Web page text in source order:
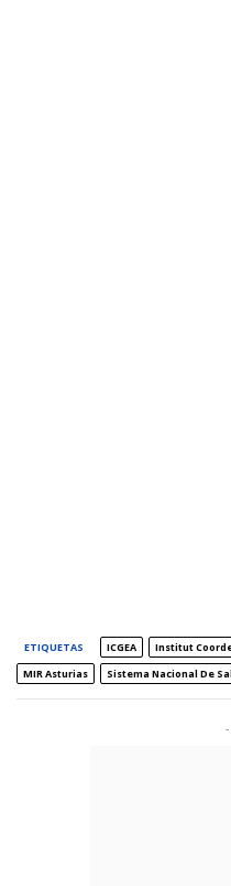
ETIQUETAS ICGEA Institut
MIR Asturias
Sistema Nacional De
-